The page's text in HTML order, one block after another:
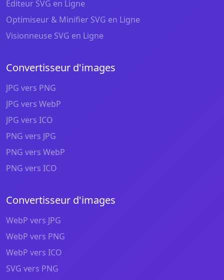
Éditeur SVG en Ligne
Optimiseur & Minifier SVG en Ligne
Visionneuse SVG en Ligne
Convertisseur d'images
JPG vers PNG
JPG vers WebP
JPG vers ICO
PNG vers JPG
PNG vers WebP
PNG vers ICO
Convertisseur d'images
WebP vers JPG
WebP vers PNG
WebP vers ICO
SVG vers PNG